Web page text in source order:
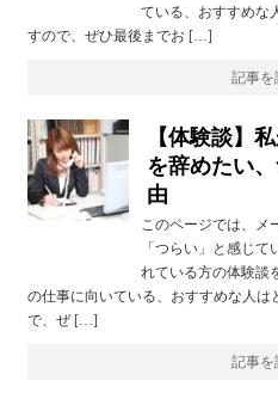
ている、おすすめな
すので、ぜひ最後までお […]
記事を
【体験談】
を辞めたい
由
このページでは、メ
「つらい」と感じ
れている方の体験談
の仕事に向いている、おすすめな人
で、ぜ […]
記事を